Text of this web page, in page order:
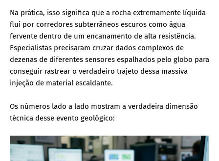
Na prática, isso significa que a rocha extremamente líquida
flui por corredores subterrâneos escuros como água
fervente dentro de um encanamento de alta resistência.
Especialistas precisaram cruzar dados complexos de
dezenas de diferentes sensores espalhados pelo globo para
conseguir rastrear o verdadeiro trajeto dessa massiva
injeção de material escaldante.
Os números lado a lado mostram a verdadeira dimensão
técnica desse evento geológico: